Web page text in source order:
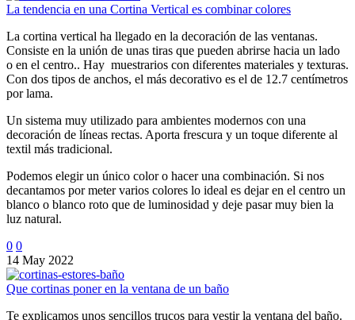
La tendencia en una Cortina Vertical es combinar colores
La cortina vertical ha llegado en la decoración de las ventanas.
Consiste en la unión de unas tiras que pueden abrirse hacia un lado
o en el centro.. Hay muestrarios con diferentes materiales y texturas.
Con dos tipos de anchos, el más decorativo es el de 12.7 centímetros
por lama.
Un sistema muy utilizado para ambientes modernos con una
decoración de líneas rectas. Aporta frescura y un toque diferente al
textil más tradicional.
Podemos elegir un único color o hacer una combinación. Si nos
decantamos por meter varios colores lo ideal es dejar en el centro un
blanco o blanco roto que de luminosidad y deje pasar muy bien la
luz natural.
0 0
14 May 2022
Que cortinas poner en la ventana de un baño
Te explicamos unos sencillos trucos para vestir la ventana del baño.